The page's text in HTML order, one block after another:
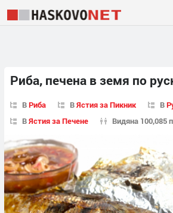
Риба, печена в земя по
ВРиба ВЯстия за Пикник В
ВЯстия за Печене Видяна 100,085